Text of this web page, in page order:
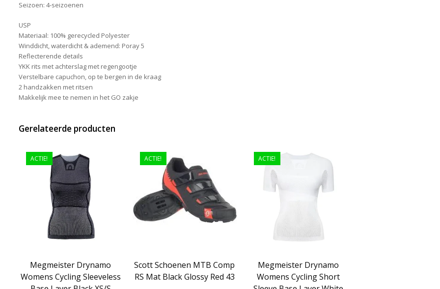
Seizoen: 4-seizoenen
USP
Materiaal: 100% gerecycled Polyester
Winddicht, waterdicht & ademend: Poray 5
Reflecterende details
YKK rits met achterslag met regengootje
Verstelbare capuchon, op te bergen in de kraag
2 handzakken met ritsen
Makkelijk mee te nemen in het GO zakje
Gerelateerde producten
ACTIE!
Megmeister Drynamo
Womens Cycling Sleeveless
ACTIE!
Scott Schoenen MTB Comp
RS Mat Black Glossy Red 43
ACTIE!
Megmeister Drynamo
Womens Cycling Short